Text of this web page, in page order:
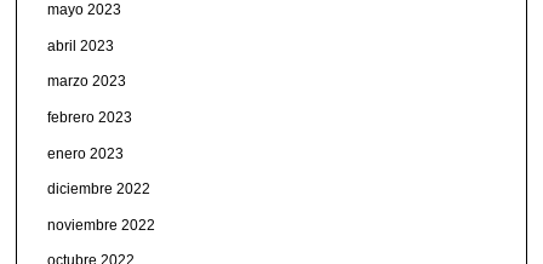
mayo 2023
abril 2023
marzo 2023
febrero 2023
enero 2023
diciembre 2022
noviembre 2022